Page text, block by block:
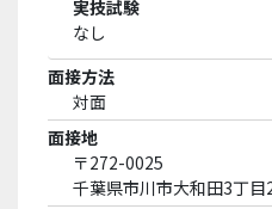
実技試験
なし
面接方法
対面
面接地
〒272-0025
千葉県市川市大和田3丁目